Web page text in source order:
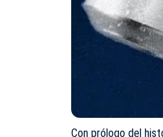
Con prólogo del